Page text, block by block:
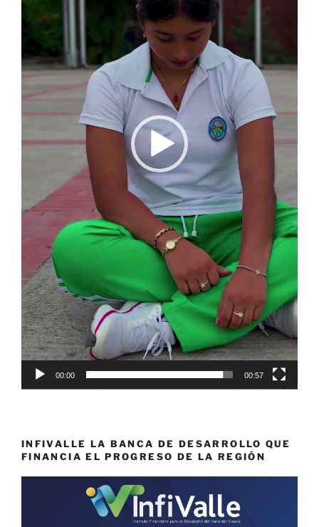
00:00 00:57
INFIVALLE LA BANCA DE DESARROLLO QUE
FINANCIA EL PROGRESO DE LA REGIÓN